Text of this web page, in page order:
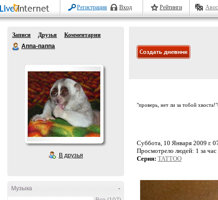
Регистрация Вход Рейтинги
Записи Друзья
Комментарии
Аппа-паппа
В друзья
-
Музыка
"проверь, нет ли за тобой
Суббота, 10 Января 2009 г.
Просмотрело людей: 1 за
Серия: TATTOO